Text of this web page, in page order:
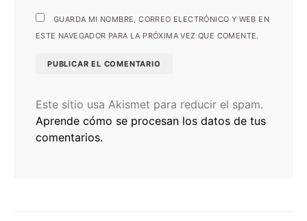
GUARDA MI NOMBRE, CORREO ELECTRÓNICO Y WEB EN
ESTE NAVEGADOR PARA LA PRÓXIMA VEZ QUE COMENTE.
Este sitio usa Akismet para reducir el spam.
Aprende cómo se procesan los datos de tus
comentarios.